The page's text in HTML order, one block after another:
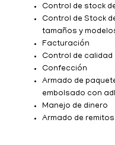
Control de stock
Control de Stock
tamaños y
Facturación
Control de calidad
Confección
Armado de
embolsado con
Manejo de dinero
Armado de remitos